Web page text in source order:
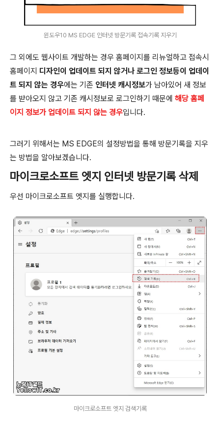
윈도우10 MS EDGE 인터넷 방문기록 접속기록 지우기
그 외에도 웹사이트 개발하는 경우 홈페이지를 리뉴얼하고 접속시
홈페이지 디자인이 업데이트 되지 않거나 로그인 정보등이 업데이
트 되지 않는 경우에는 기존 인터넷 캐시정보가 남아있어 새 정보
를 받아오지 않고 기존 캐시정보로 로그인하기 때문에 해당 홈페
이지 정보가 업데이트 되지 않는 경우입니다.
그러기 위해서는 MS EDGE의 설정방법을 통해 방문기록을 지우
는 방법을 알아보겠습니다.
마이크로소프트 엣지 인터넷 방문기록 삭제
우선 마이크로소프트 엣지를 실행합니다.
마이크로소프트 엣지 검색기록